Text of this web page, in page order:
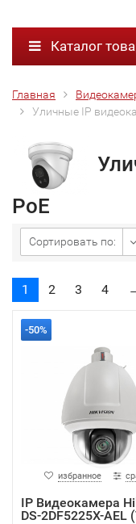
Каталог
Главная
Уличные IP
PoE
Сортировать по:
1 2 3 4
-50%
избранное
IP Видеокамера
DS-2DF5225X-AEL